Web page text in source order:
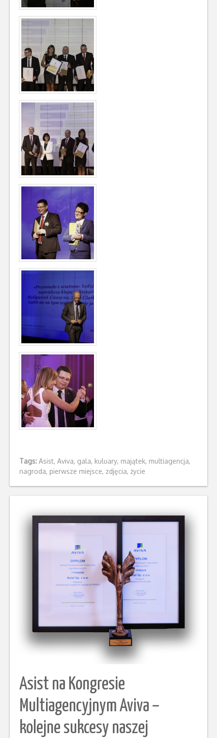
Tags: Asist, Aviva, gala, kuluary, majątek, multiagencja,
nagroda, pierwsze miejsce, zdjęcia, życie
Asist na Kongresie
Multiagencyjnym Aviva –
kolejne sukcesy naszej